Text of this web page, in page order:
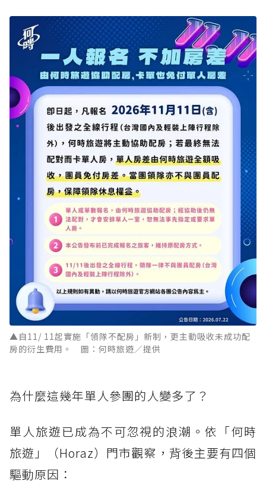
▲自11/ 11起實施「領隊不配房」新制，更主動吸收未成功配
房的衍生費用。 圖：何時旅遊／提供
為什麼這幾年單人參團的人變多了？
單人旅遊已成為不可忽視的浪潮。依「何時
旅遊」（Horaz）門市觀察，背後主要有四個
驅動原因：